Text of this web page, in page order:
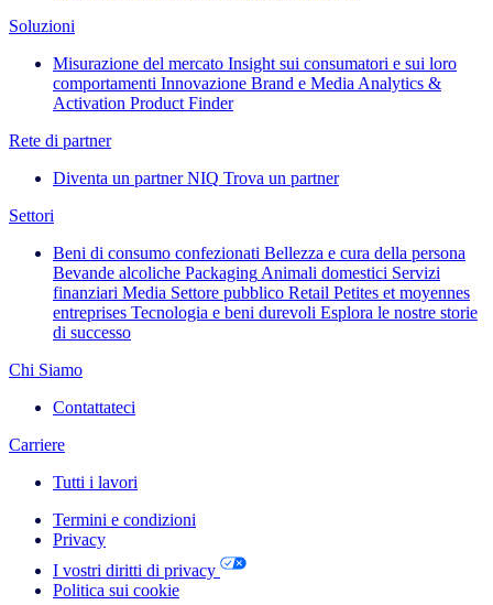
Soluzioni
Misurazione del mercato Insight sui consumatori e sui loro
comportamenti Innovazione Brand e Media Analytics &
Activation Product Finder
Rete di partner
Diventa un partner NIQ Trova un partner
Settori
Beni di consumo confezionati Bellezza e cura della persona
Bevande alcoliche Packaging Animali domestici Servizi
finanziari Media Settore pubblico Retail Petites et moyennes
entreprises Tecnologia e beni durevoli Esplora le nostre storie
di successo
Chi Siamo
Contattateci
Carriere
Tutti i lavori
Termini e condizioni
Privacy
I vostri diritti di privacy
Politica sui cookie